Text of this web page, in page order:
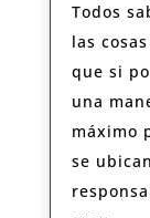
Todos
las
que si
una
máximo
se